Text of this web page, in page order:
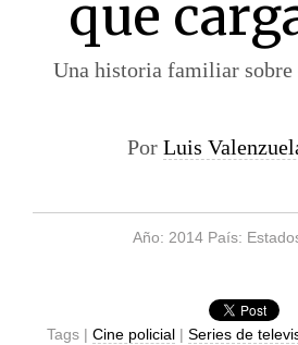
que
Una historia familiar
Por Luis
Año: 2014 País:
Tags | Cine policial| Series de